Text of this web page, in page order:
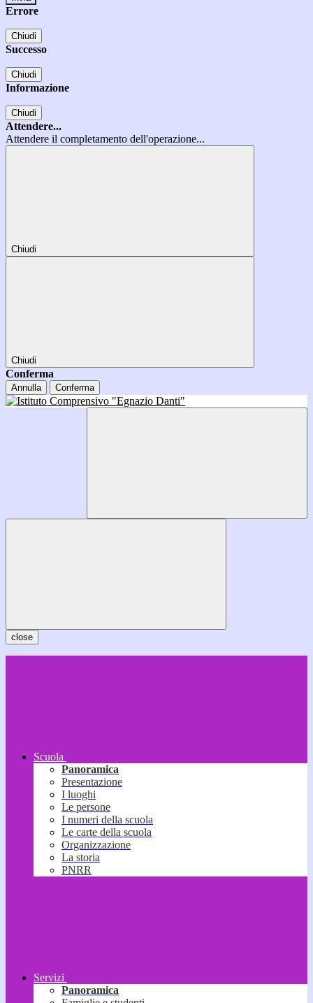
Errore
Chiudi
Successo
Chiudi
Informazione
Chiudi
Attendere...
Attendere il completamento dell'operazione...
Chiudi
Chiudi
Conferma
Annulla Conferma
close
Scuola
Panoramica
Presentazione
I luoghi
Le persone
I numeri della scuola
Le carte della scuola
Organizzazione
La storia
PNRR
Servizi
Panoramica